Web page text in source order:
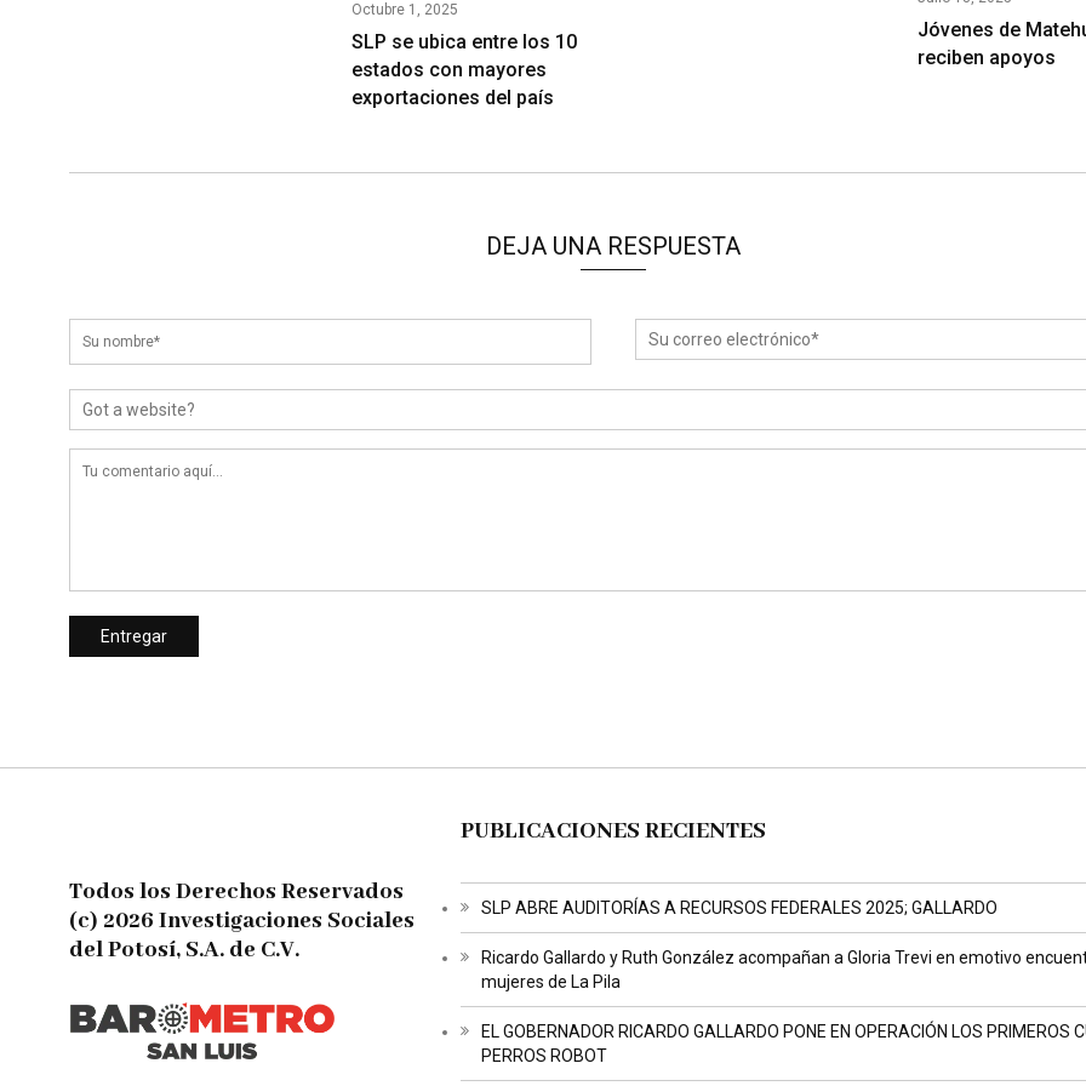
Octubre 1, 2025
SLP se ubica entre los 10
estados con mayores
exportaciones del país
Jóvenes de
reciben apoyos
DEJA UNA RESPUESTA
Todos los Derechos Reservados
(c) 2026 Investigaciones Sociales
del Potosí, S.A. de C.V.
PUBLICACIONES RECIENTES
SLP ABRE AUDITORÍAS A RECURSOS FEDERALES 2025; GALLARDO
Ricardo Gallardo y Ruth González acompañan a Gloria Trevi en emotivo
mujeres de La Pila
EL GOBERNADOR RICARDO GALLARDO PONE EN OPERACIÓN LOS PRIMEROS
PERROS ROBOT